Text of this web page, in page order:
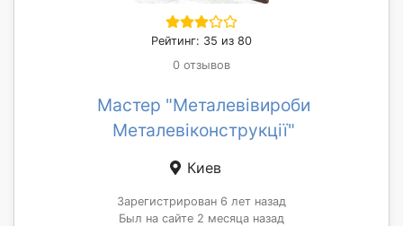
Рейтинг: 35 из 80
0 отзывов
Мастер "Металевівироби
Металевіконструкції"
Киев
Зарегистрирован 6 лет назад
Был на сайте 2 месяца назад